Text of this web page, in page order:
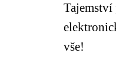
Tajemství
vše!